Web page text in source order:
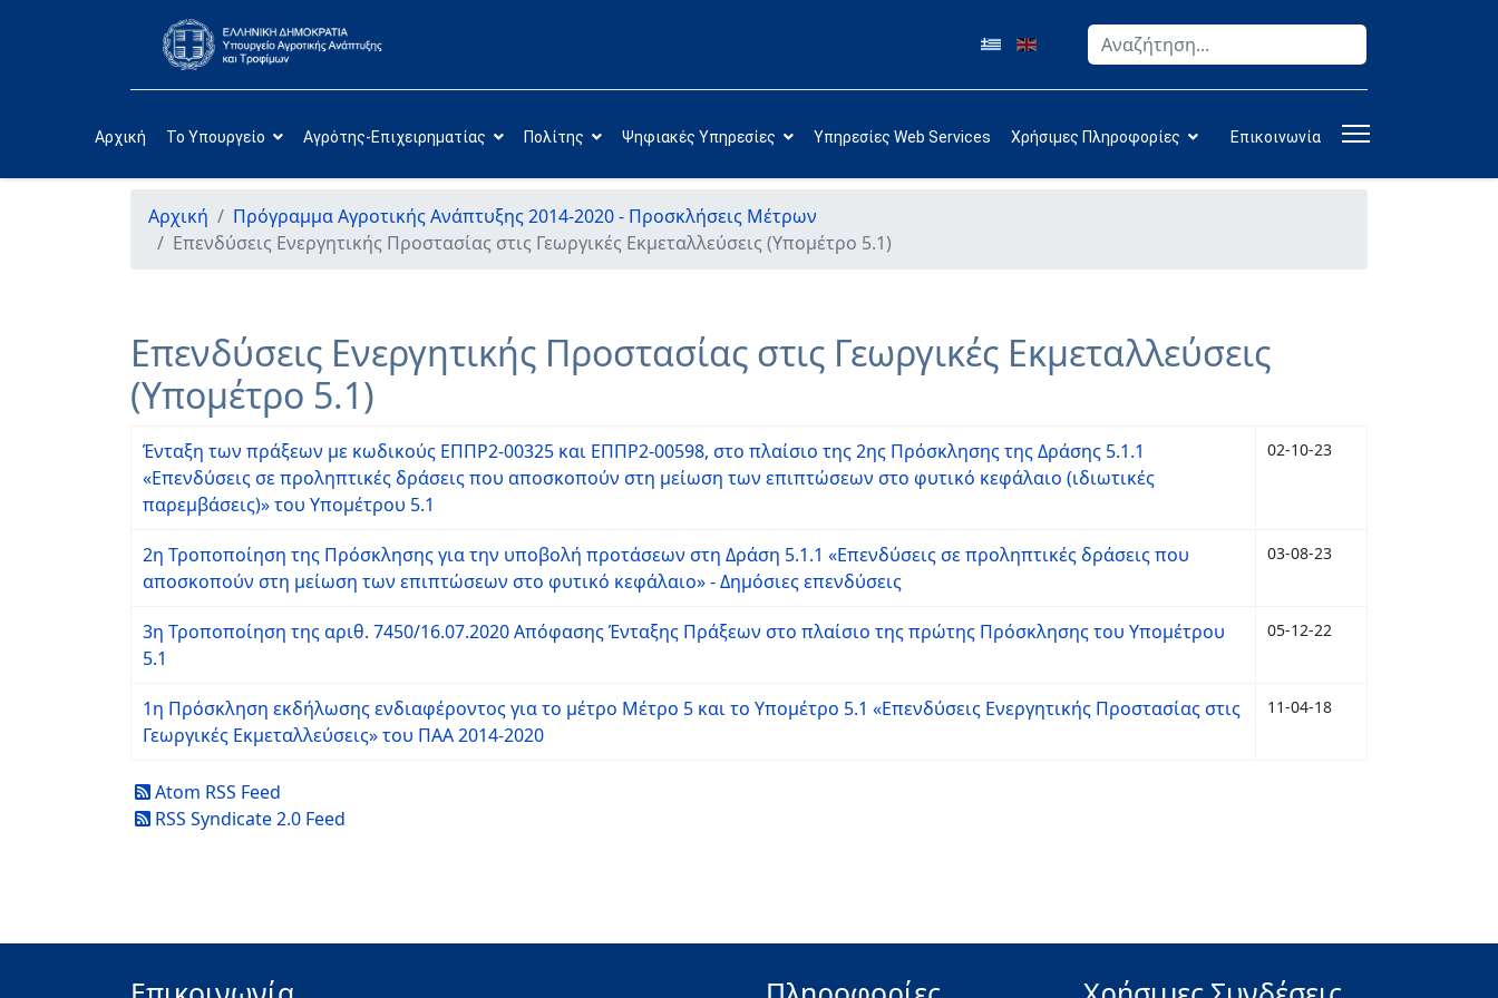
Αναζήτηση
Αρχική Το Υπουργείο Αγρότης-Επιχειρηματίας Πολίτης Ψηφιακές Υπηρεσίες Υπηρεσίες Web Services Χρήσιμες Πληροφορίες Επικοινωνία
Αρχική
Πρόγραμμα Αγροτικής Ανάπτυξης 2014-2020 - Προσκλήσεις Μέτρων
Επενδύσεις Ενεργητικής Προστασίας στις Γεωργικές Εκμεταλλεύσεις (Υπομέτρο 5.1)
Επενδύσεις Ενεργητικής Προστασίας στις Γεωργικές Εκμεταλλεύσεις
(Υπομέτρο 5.1)
Ένταξη των πράξεων με κωδικούς ΕΠΠΡ2-00325 και ΕΠΠΡ2-00598, στο πλαίσιο της 2ης Πρόσκλησης της Δράσης 5.1.1
«Επενδύσεις σε προληπτικές δράσεις που αποσκοπούν στη μείωση των επιπτώσεων στο φυτικό κεφάλαιο (ιδιωτικές
παρεμβάσεις)» του Υπομέτρου 5.1
02-10-23
2η Τροποποίηση της Πρόσκλησης για την υποβολή προτάσεων στη Δράση 5.1.1 «Επενδύσεις σε προληπτικές δράσεις που
αποσκοπούν στη μείωση των επιπτώσεων στο φυτικό κεφάλαιο» - Δημόσιες επενδύσεις
03-08-23
3η Τροποποίηση της αριθ. 7450/16.07.2020 Απόφασης Ένταξης Πράξεων στο πλαίσιο της πρώτης Πρόσκλησης του Υπομέτρου
5.1
05-12-22
1η Πρόσκληση εκδήλωσης ενδιαφέροντος για το μέτρο Μέτρο 5 και το Υπομέτρο 5.1 «Επενδύσεις Ενεργητικής Προστασίας στις
Γεωργικές Εκμεταλλεύσεις» του ΠΑΑ 2014-2020
11-04-18
Atom RSS Feed
RSS Syndicate 2.0 Feed